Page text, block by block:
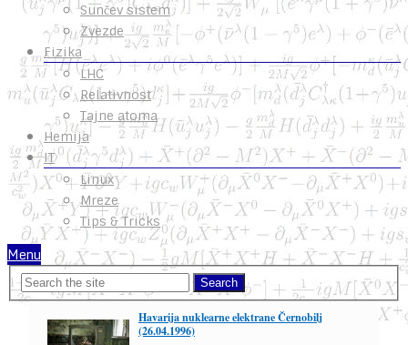
Sunčev sistem
Zvezde
Fizika
LHC
Relativnost
Tajne atoma
Hemija
IT
Linux
Mreze
Tips & Tricks
Menu
Havarija nuklearne elektrane Černobilj
(26.04.1996)